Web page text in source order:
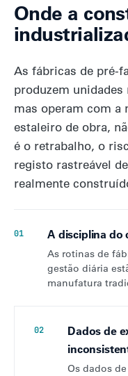
Onde a
As fábricas de pré-
produzem
mas operam com a
estaleiro de obra,
é o retrabalho, o
registo rastreável
realmente
01 A disciplina do
As rotinas de
gestão diária
manufatura
02
Dados de
Os dados